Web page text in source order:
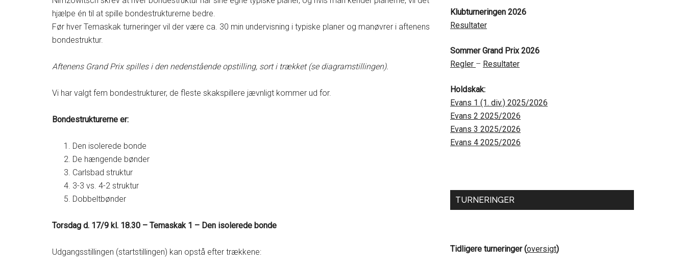
hjælpe én til at spille bondestrukturerne bedre.
Før hver Temaskak turneringer vil der være ca. 30 min undervisning i typiske planer og manøvrer i aftenens
bondestruktur.
Aftenens Grand Prix spilles i den nedenstående opstilling, sort i trækket (se diagramstillingen).
Vi har valgt fem bondestrukturer, de fleste skakspillere jævnligt kommer ud for.
Bondestrukturerne er:
Den isolerede bonde
De hængende bønder
Carlsbad struktur
3-3 vs. 4-2 struktur
Dobbeltbønder
Torsdag d. 17/9 kl. 18.30 – Temaskak 1 – Den isolerede bonde
Udgangsstillingen (startstillingen) kan opstå efter trækkene:
Klubturneringen 2026
Resultater
Sommer Grand Prix 2026
Regler – Resultater
Holdskak:
Evans 1 (1. div.) 2025/2026
Evans 2 2025/2026
Evans 3 2025/2026
Evans 4 2025/2026
TURNERINGER
Tidligere turneringer (oversigt)